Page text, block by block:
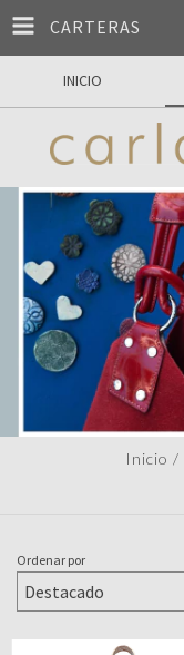
CARTERAS
INICIO
Inicio /
Ordenar por